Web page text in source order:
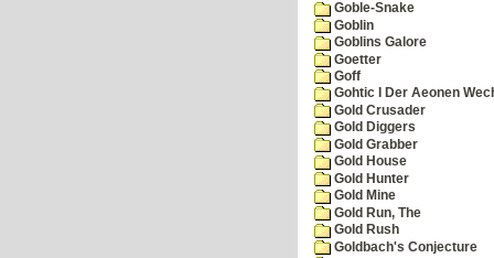
Goble-Snake
Goblin
Goblins Galore
Goetter
Goff
Gohtic I Der Aeonen
Gold Crusader
Gold Diggers
Gold Grabber
Gold House
Gold Hunter
Gold Mine
Gold Run, The
Gold Rush
Goldbach's Conjecture